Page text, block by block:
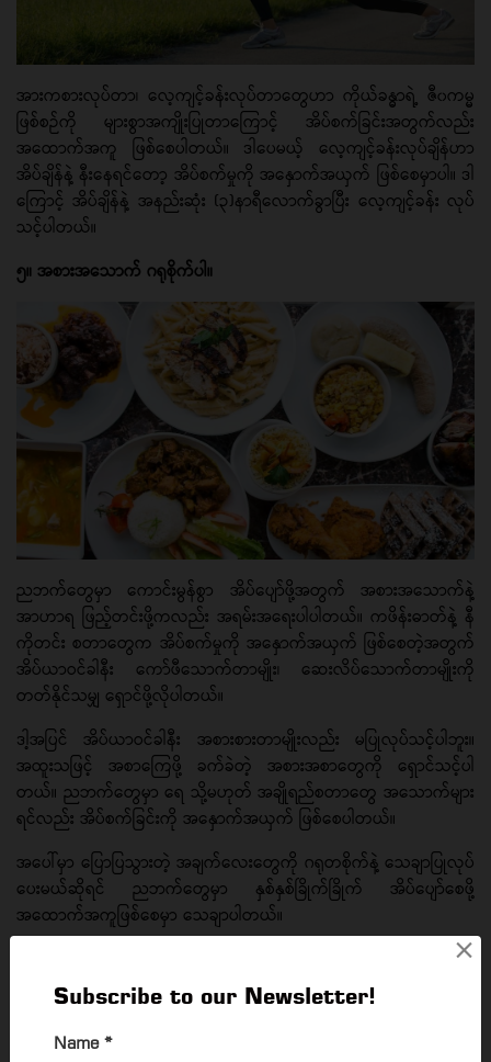
×
Subscribe to our Newsletter!
Name *
အားကစားလုပ်တာ၊ လေ့ကျင့်ခန်းလုပ်တာတွေဟာ ကိုယ်ခန္ဓာရဲ့ ဇီ၀ကမ္မ
ဖြစ်စဉ်ကို များစွာအကျိုးပြုတာကြောင့် အိပ်စက်ခြင်းအတွက်လည်း
အထောက်အကူ ဖြစ်စေပါတယ်။ ဒါပေမယ့် လေ့ကျင့်ခန်းလုပ်ချိန်ဟာ
အိပ်ချိန်နဲ့ နီးနေရင်တော့ အိပ်စက်မှုကို အနှောက်အယှက် ဖြစ်စေမှာပါ။ ဒါ
ကြောင့် အိပ်ချိန်နဲ့ အနည်းဆုံး (၃)နာရီလောက်ခွာပြီး လေ့ကျင့်ခန်း လုပ်
သင့်ပါတယ်။
၅။ အစားအသောက် ဂရုစိုက်ပါ။
ညဘက်တွေမှာ ကောင်းမွန်စွာ အိပ်ပျော်ဖို့အတွက် အစားအသောက်နဲ့
အာဟာရ ဖြည့်တင်းဖို့ကလည်း အရမ်းအရေးပါပါတယ်။ ကဖိန်းဓာတ်နဲ့ နီ
ကိုတင်း စတာတွေက အိပ်စက်မှုကို အနှောက်အယှက် ဖြစ်စေတဲ့အတွက်
အိပ်ယာဝင်ခါနီး ကော်ဖီသောက်တာမျိုး၊ ဆေးလိပ်သောက်တာမျိုးကို
တတ်နိုင်သမျှ ရှောင်ဖို့လိုပါတယ်။
ဒါ့အပြင် အိပ်ယာဝင်ခါနီး အစားစားတာမျိုးလည်း မပြုလုပ်သင့်ပါဘူး။
အထူးသဖြင့် အစာကြေဖို့ ခက်ခဲတဲ့ အစားအစာတွေကို ရှောင်သင့်ပါ
တယ်။ ညဘက်တွေမှာ ရေ သို့မဟုတ် အချိုရည်စတာတွေ အသောက်များ
ရင်လည်း အိပ်စက်ခြင်းကို အနှောက်အယှက် ဖြစ်စေပါတယ်။
အပေါ်မှာ ပြောပြသွားတဲ့ အချက်လေးတွေကို ဂရုတစိုက်နဲ့ သေချာပြုလုပ်
ပေးမယ်ဆိုရင် ညဘက်တွေမှာ နှစ်နှစ်ခြိုက်ခြိုက် အိပ်ပျော်စေဖို့
အထောက်အကူဖြစ်စေမှာ သေချာပါတယ်။